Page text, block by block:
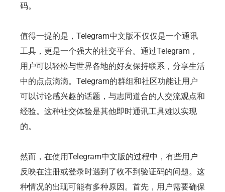
码。
值得一提的是，Telegram中文版不仅仅是一个通讯
工具，更是一个强大的社交平台。通过Telegram，
用户可以轻松与世界各地的好友保持联系，分享生活
中的点点滴滴。Telegram的群组和社区功能让用户
可以讨论感兴趣的话题，与志同道合的人交流观点和
经验。这种社交体验是其他即时通讯工具难以实现
的。
然而，在使用Telegram中文版的过程中，有些用户
反映在注册或登录时遇到了收不到验证码的问题。这
种情况的出现可能有多种原因。首先，用户需要确保